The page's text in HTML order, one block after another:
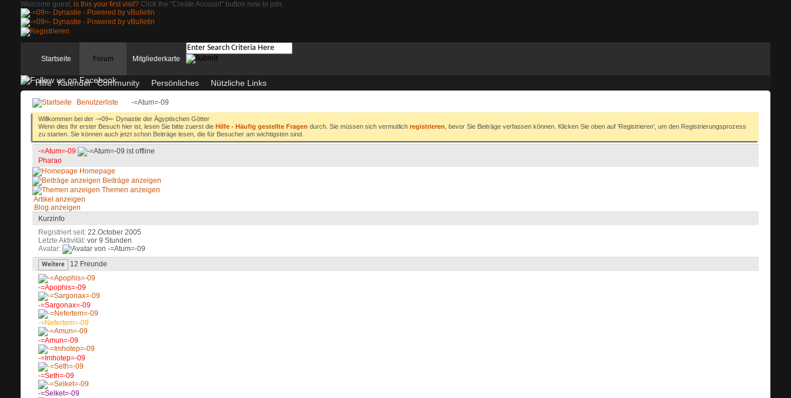
Welcome guest, is this your first visit? Click the "Create Account" button now to join.
Startseite Forum
Hilfe Kalender Community Persönliches Nützliche Links
Mitgliederkarte
Benutzerliste -=Atum=-09
Willkommen bei der -=09=- Dynastie der Ägyptischen Götter
Wenn dies Ihr erster Besuch hier ist, lesen Sie bitte zuerst die Hilfe - Häufig gestellte Fragen durch. Sie müssen sich vermutlich registrieren , bevor Sie Beiträge verfassen können. Klicken Sie oben auf 'Registrieren', um den Registrierungsprozess
zu starten. Sie können auch jetzt schon Beiträge lesen, die für Besucher am wichtigsten sind.
-=Atum=-09
Pharao
Homepage
Beiträge anzeigen
Themen anzeigen
Artikel anzeigen
Blog anzeigen
Kurzinfo
Registriert seit 22.October 2005
Letzte Aktivität vor 9 Stunden
Avatar
Weitere 12 Freunde
-=Apophis=-09
-=Sargonax=-09
-=Nefertem=-09
-=Amun=-09
-=Imhotep=-09
-=Seth=-09
-=Selket=-09